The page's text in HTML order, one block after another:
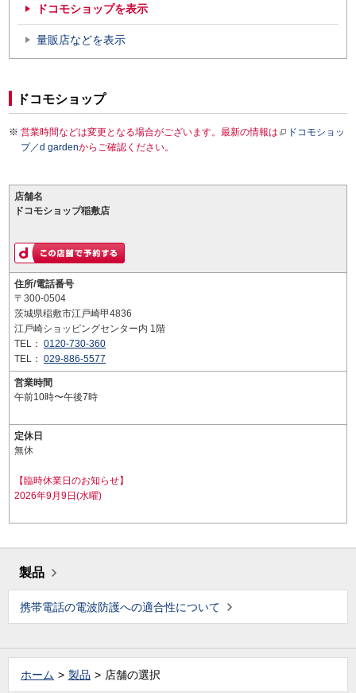
ドコモショップを表示
量販店などを表示
ドコモショップ
営業時間などは変更となる場合がございます。最新の情報は
ドコモショッ
プ／d gardenからご確認ください。
店舗名
ドコモショップ稲敷店
住所/電話番号
〒300-0504
茨城県稲敷市江戸崎甲4836
江戸崎ショッピングセンター内 1階
TEL： 0120-730-360
TEL： 029-886-5577
営業時間
午前10時〜午後7時
定休日
無休
【臨時休業日のお知らせ】
2026年9月9日(水曜)
製品
携帯電話の電波防護への適合性について
ホーム 製品 店舗の選択